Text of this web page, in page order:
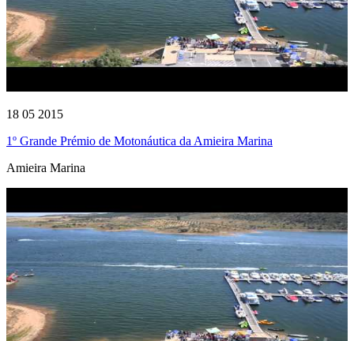
18 05 2015
1º Grande Prémio de Motonáutica da Amieira Marina
Amieira Marina